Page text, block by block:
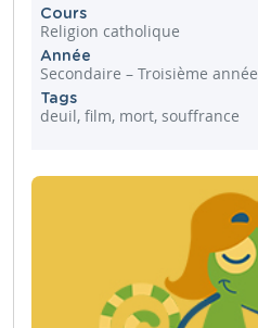
Cours
Religion catholique
Année
Secondaire – Troisième année
Tags
deuil, film, mort, souffrance